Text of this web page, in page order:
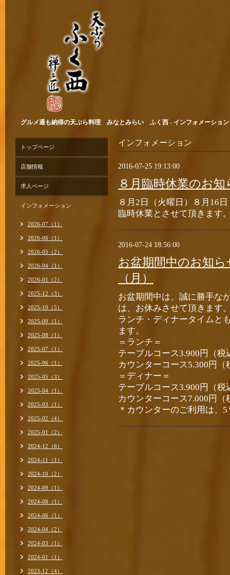
グルメ通も納得の天ぷら料理 みなとみらい ふく西 - インフォメーション
インフォメーション
2016-07-25 19:13:00
８月臨時休業のお知
８月2日（火曜日）８月16
臨時休業とさせて頂きます
2016-07-24 18:56:00
お盆期間中のお知ら
（月）
お盆期間中は、誠に勝手な
は、お休みさせて頂きます
ランチ・ディナータイムと
ます。
＝ランチ＝
テーブルコース3.900円（税
カウンターコース5.300円（
＝ディナー＝
テーブルコース3.900円（税
カウンターコース7.000円（
＊カウンターのご利用は、
トップページ
店舗情報
求人ページ
インフォメーション
2026-07（1）
2026-06（1）
2026-05（2）
2026-04（1）
2026-01（2）
2025-12（3）
2025-10（5）
2025-09（1）
2025-08（1）
2025-07（1）
2025-06（1）
2025-05（3）
2025-04（1）
2025-03（1）
2025-02（4）
2025-01（2）
2024-12（6）
2024-11（1）
2024-10（2）
2024-09（1）
2024-08（1）
2024-06（1）
2024-04（2）
2024-03（1）
2024-01（1）
2023-12（4）